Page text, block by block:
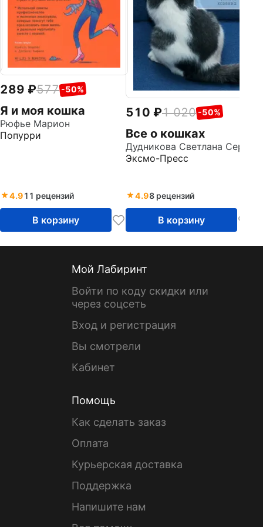
289 577 -50%
Я и моя кошка
Рюфье Марион
Попурри
4.911 рецензий
В корзину
510 1 020 -50%
Все о кошках
Эксмо-Пресс
4.98 рецензий
В корзину
Мой Лабиринт
Войти по коду скидки или
через соцсеть
Вход и регистрация
Вы смотрели
Кабинет
Помощь
Как сделать заказ
Оплата
Курьерская доставка
Поддержка
Напишите нам